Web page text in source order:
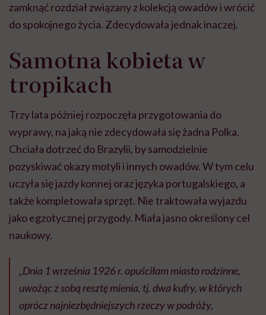
zamknąć rozdział związany z kolekcją owadów i wrócić
do spokojnego życia. Zdecydowała jednak inaczej.
Samotna kobieta w
tropikach
Trzy lata później rozpoczęła przygotowania do
wyprawy, na jaką nie zdecydowała się żadna Polka.
Chciała dotrzeć do Brazylii, by samodzielnie
pozyskiwać okazy motyli i innych owadów. W tym celu
uczyła się jazdy konnej oraz języka portugalskiego, a
także kompletowała sprzęt. Nie traktowała wyjazdu
jako egzotycznej przygody. Miała jasno określony cel
naukowy.
„Dnia 1 września 1926 r. opuściłam miasto rodzinne,
uwożąc z sobą resztę mienia, tj. dwa kufry, w których
oprócz najniezbędniejszych rzeczy w podróży,